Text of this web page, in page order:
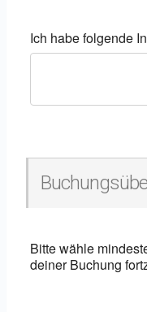
Ich habe folgende
Bitte wähle
deiner Buchung